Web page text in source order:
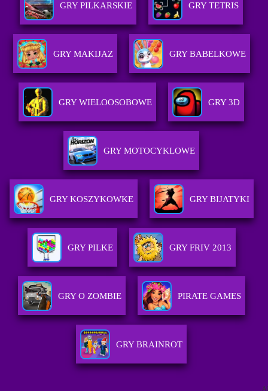
GRY PILKARSKIE GRY TETRIS
GRY MAKIJAZ GRY BABELKOWE
GRY WIELOOSOBOWE GRY 3D
GRY MOTOCYKLOWE
GRY KOSZYKOWKE GRY BIJATYKI
GRY PILKE GRY FRIV 2013
GRY O ZOMBIE PIRATE GAMES
GRY BRAINROT